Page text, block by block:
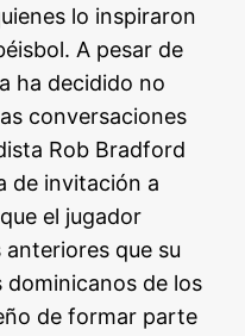
lo inspiraron
A pesar de
ha decidido no
conversaciones
Rob Bradford
de invitación a
el jugador
que su
dominicanos de los
de formar parte